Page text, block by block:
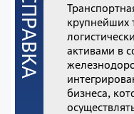
крупнейших
активами в
бизнеса,